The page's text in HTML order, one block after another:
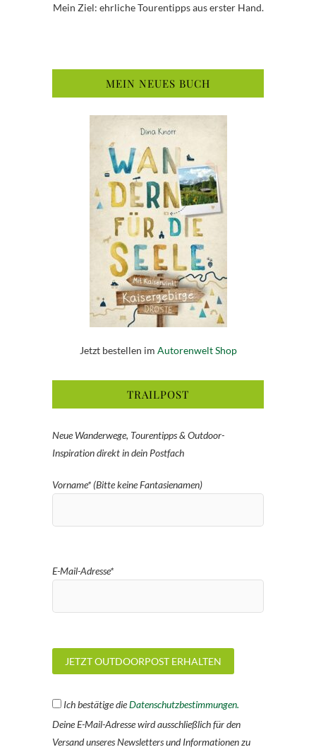
Mein Ziel: ehrliche Tourentipps aus erster Hand.
MEIN NEUES BUCH
Jetzt bestellen im Autorenwelt Shop
TRAILPOST
Neue Wanderwege, Tourentipps & Outdoor-
Inspiration direkt in dein Postfach
Vorname* (Bitte keine Fantasienamen)
E-Mail-Adresse*
Ich bestätige dieDatenschutzbestimmungen.
Deine E-Mail-Adresse wird ausschließlich für den
Versand unseres Newsletters und Informationen zu